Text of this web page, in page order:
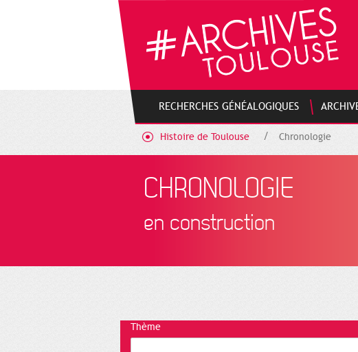
RECHERCHES GÉNÉALOGIQUES
Histoire de Toulouse Chronologie
CHRONOLOGIE
en construction
Thème
Gestion de vos préférences sur les cookies